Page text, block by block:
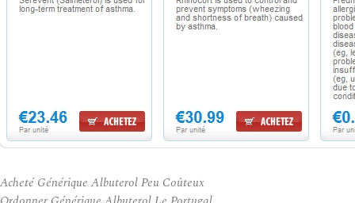
Acheté Générique Albuterol Peu Coûteux